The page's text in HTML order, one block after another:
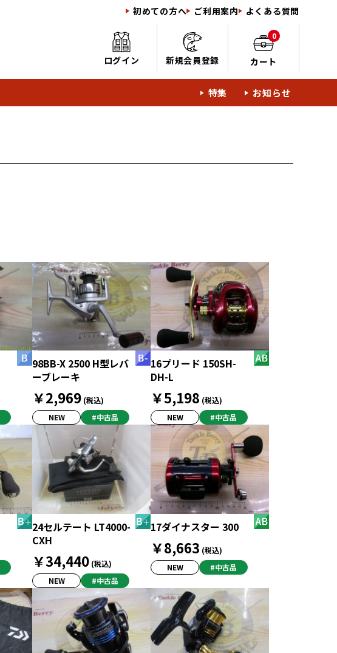
初めての方へ ご利用案内 よくある質問
ログイン 新規会員登録
0
カート
特集 お知らせ
98BB-X 2500 H型レバ
ーブレーキ
￥2,969 (税込)
NEW
#中古品
16プリード 150SH-
DH-L
￥5,198 (税込)
NEW
#中古品
24セルテート LT4000-
CXH
￥34,440 (税込)
NEW
#中古品
17ダイナスター 300
￥8,663 (税込)
NEW
#中古品